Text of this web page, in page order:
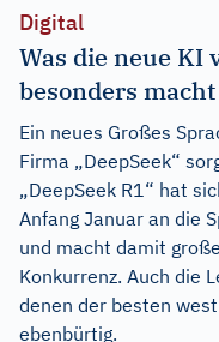
Digital
Was die neue KI
besonders macht
Ein neues Großes
Firma „DeepSeek“
„DeepSeek R1“ hat
Anfang Januar an die
und macht damit
Konkurrenz. Auch die
denen der besten
ebenbürtig.